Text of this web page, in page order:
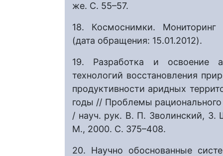
же. С. 55–57.
18. Космоснимки.
(дата обращения: 15.01.2012).
19. Разработка и освоение
технологий восстановления
продуктивности аридных
годы // Проблемы
/ науч. рук. В. П. Зволинский,
М., 2000. С. 375–408.
20. Научно обоснованные